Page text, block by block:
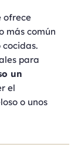
ofrece
más común
para
un
el
o unos